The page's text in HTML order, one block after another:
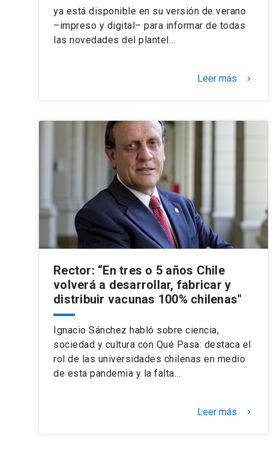
ya está disponible en su versión de verano
–impreso y digital– para informar de todas
las novedades del plantel…
Leer más keyboard_arrow_right
Rector: “En tres o 5 años Chile
volverá a desarrollar, fabricar y
distribuir vacunas 100% chilenas"
Ignacio Sánchez habló sobre ciencia,
sociedad y cultura con Qué Pasa: destaca el
rol de las universidades chilenas en medio
de esta pandemia y la falta…
Leer más keyboard_arrow_right